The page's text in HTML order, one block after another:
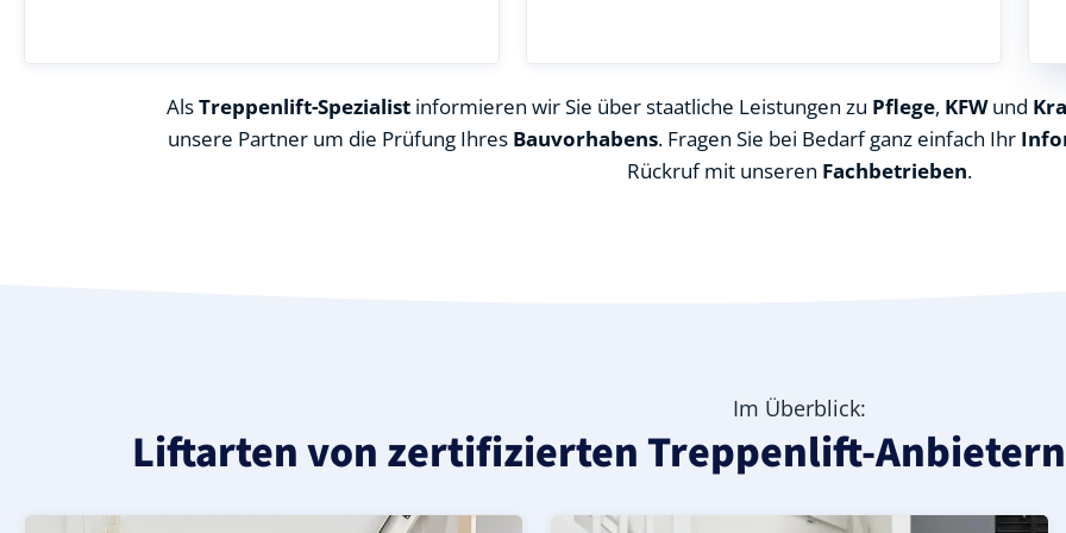
AlsTreppenlift-Spezialist informieren wir Sie über staatliche Leistungen zu Pflege, KFWund
unsere Partner um die Prüfung Ihres Bauvorhabens. Fragen Sie bei Bedarf ganz einfach Ihr
Rückruf mit unseren Fachbetrieben.
Im Überblick:
Liftarten von zertifizierten Treppenlift-